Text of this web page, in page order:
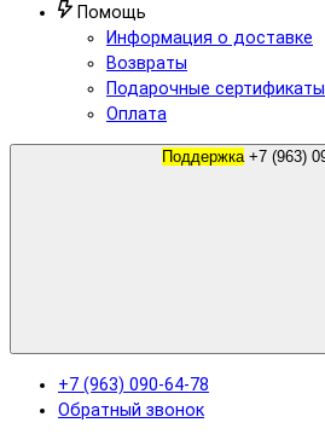
Помощь
Информация о доставке
Возвраты
Подарочные сертификаты
Оплата
Поддержка
+7 (963) 090-64-78
Обратный звонок